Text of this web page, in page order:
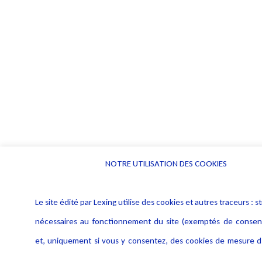
NOTRE UTILISATION DES COOKIES
Le site édité par Lexing utilise des cookies et autres traceurs :
nécessaires au fonctionnement du site (exemptés de
et, uniquement si vous y consentez, des cookies de mesure